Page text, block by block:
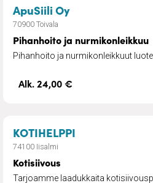
ApuSiili Oy– Pihanhoito ja
70900 Toivala
Pihanhoito ja nurmikonleikkuu
Pihanhoito ja nurmikonleikkuut
Alk. 24,00 €
KOTIHELPPI
74100 Iisalmi
Kotisiivous
Tarjoamme laadukkaita